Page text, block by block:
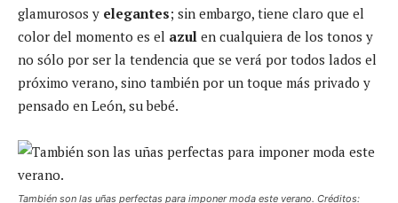
glamurosos y elegantes; sin embargo, tiene claro que el
color del momento es el azul en cualquiera de los tonos y
no sólo por ser la tendencia que se verá por todos lados el
próximo verano, sino también por un toque más privado y
pensado en León, su bebé.
También son las uñas perfectas para imponer moda este verano. Créditos: